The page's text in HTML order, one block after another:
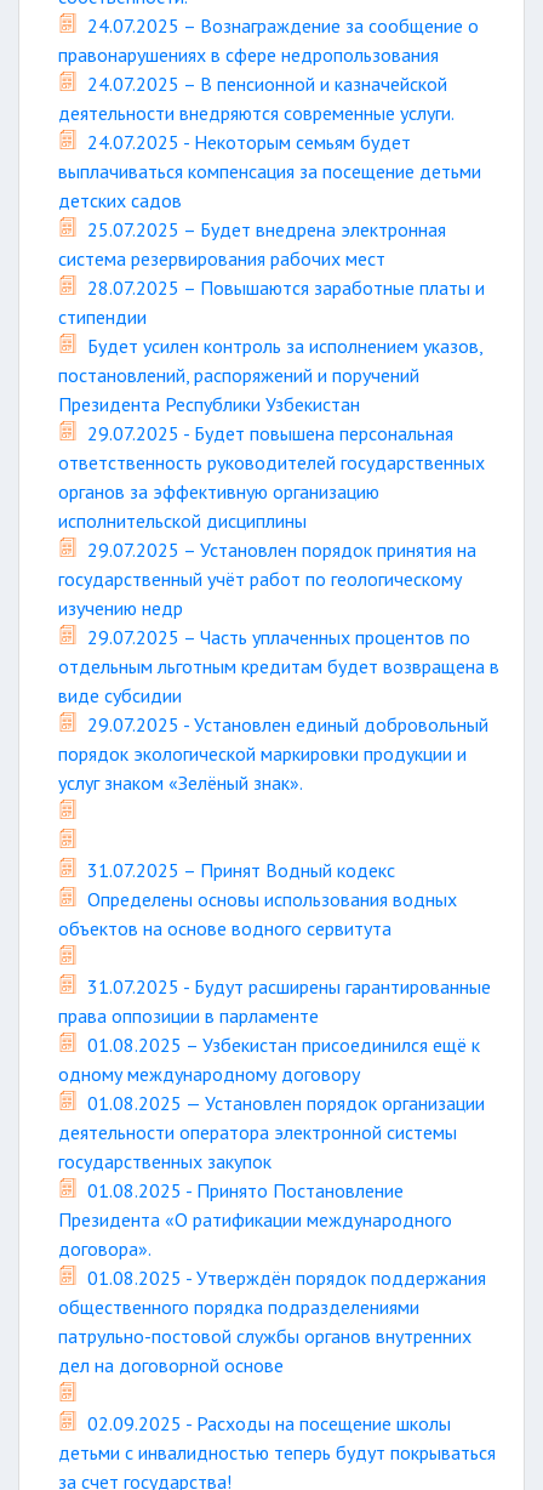
24.07.2025 – Вознаграждение за сообщение о
правонарушениях в сфере недропользования
24.07.2025 – В пенсионной и казначейской
деятельности внедряются современные услуги.
24.07.2025 - Некоторым семьям будет
выплачиваться компенсация за посещение детьми
детских садов
25.07.2025 – Будет внедрена электронная
система резервирования рабочих мест
28.07.2025 – Повышаются заработные платы и
стипендии
Будет усилен контроль за исполнением указов,
постановлений, распоряжений и поручений
Президента Республики Узбекистан
29.07.2025 - Будет повышена персональная
ответственность руководителей государственных
органов за эффективную организацию
исполнительской дисциплины
29.07.2025 – Установлен порядок принятия на
государственный учёт работ по геологическому
изучению недр
29.07.2025 – Часть уплаченных процентов по
отдельным льготным кредитам будет возвращена в
виде субсидии
29.07.2025 - Установлен единый добровольный
порядок экологической маркировки продукции и
услуг знаком «Зелёный знак».
31.07.2025 – Принят Водный кодекс
Определены основы использования водных
объектов на основе водного сервитута
31.07.2025 - Будут расширены гарантированные
права оппозиции в парламенте
01.08.2025 – Узбекистан присоединился ещё к
одному международному договору
01.08.2025 — Установлен порядок организации
деятельности оператора электронной системы
государственных закупок
01.08.2025 - Принято Постановление
Президента «О ратификации международного
договора».
01.08.2025 - Утверждён порядок поддержания
общественного порядка подразделениями
патрульно-постовой службы органов внутренних
дел на договорной основе
02.09.2025 - Расходы на посещение школы
детьми с инвалидностью теперь будут покрываться
за счет государства!